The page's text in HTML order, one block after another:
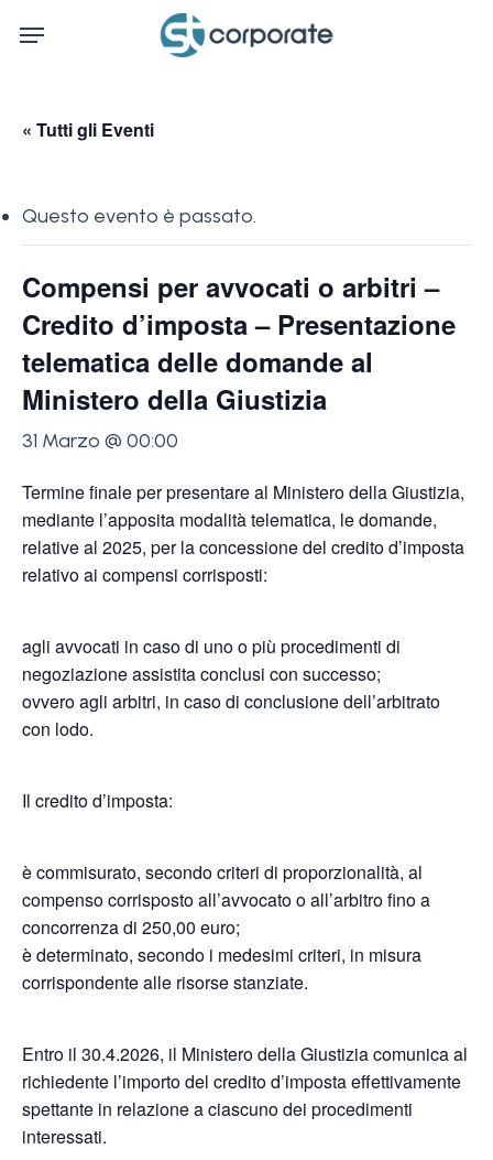
Menu
« Tutti gli Eventi
Questo evento è passato.
Compensi per avvocati o arbitri –
Credito d’imposta – Presentazione
telematica delle domande al
Ministero della Giustizia
31 Marzo @ 00:00
Termine finale per presentare al Ministero della Giustizia,
mediante l’apposita modalità telematica, le domande,
relative al 2025, per la concessione del credito d’imposta
relativo ai compensi corrisposti:
agli avvocati in caso di uno o più procedimenti di
negoziazione assistita conclusi con successo;
ovvero agli arbitri, in caso di conclusione dell’arbitrato
con lodo.
Il credito d’imposta:
è commisurato, secondo criteri di proporzionalità, al
compenso corrisposto all’avvocato o all’arbitro fino a
concorrenza di 250,00 euro;
è determinato, secondo i medesimi criteri, in misura
corrispondente alle risorse stanziate.
Entro il 30.4.2026, il Ministero della Giustizia comunica al
richiedente l’importo del credito d’imposta effettivamente
spettante in relazione a ciascuno dei procedimenti
interessati.